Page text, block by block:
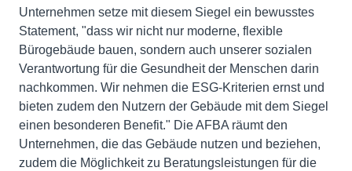
Unternehmen setze mit diesem Siegel ein bewusstes
Statement, "dass wir nicht nur moderne, flexible
Bürogebäude bauen, sondern auch unserer sozialen
Verantwortung für die Gesundheit der Menschen darin
nachkommen. Wir nehmen die ESG-Kriterien ernst und
bieten zudem den Nutzern der Gebäude mit dem Siegel
einen besonderen Benefit." Die AFBA räumt den
Unternehmen, die das Gebäude nutzen und beziehen,
zudem die Möglichkeit zu Beratungsleistungen für die